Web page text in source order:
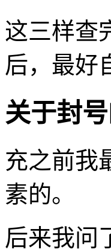
这三样查
后，最好
关于封
充之前我
素的。
后来我问